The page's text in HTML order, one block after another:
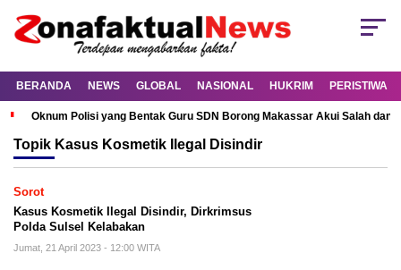
BERANDA NEWS GLOBAL NASIONAL HUKRIM PERISTIWA
Oknum Polisi yang Bentak Guru SDN Borong Makassar Akui Salah dan
Topik Kasus Kosmetik Ilegal Disindir
Sorot
Kasus Kosmetik Ilegal Disindir, Dirkrimsus
Polda Sulsel Kelabakan
Jumat, 21 April 2023 - 12:00 WITA